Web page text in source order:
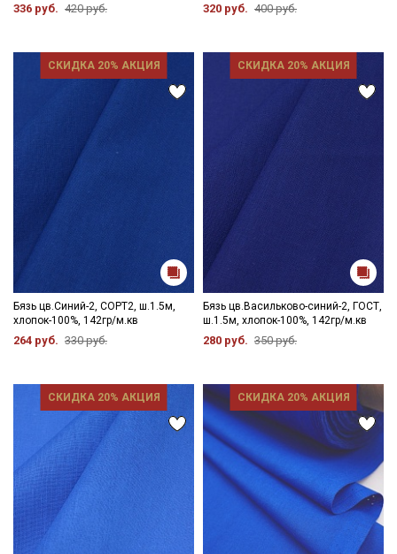
336 руб. 420 руб. 320 руб. 400 руб.
СКИДКА 20% АКЦИЯ
Бязь цв.Синий-2, СОРТ2, ш.1.5м,
хлопок-100%, 142гр/м.кв
264 руб. 330 руб.
СКИДКА 20% АКЦИЯ
Бязь цв.Васильково-синий-2, ГОСТ,
ш.1.5м, хлопок-100%, 142гр/м.кв
280 руб. 350 руб.
СКИДКА 20% АКЦИЯ СКИДКА 20% АКЦИЯ